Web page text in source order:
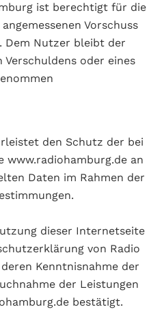
ist berechtigt für die
Vorschuss
Dem Nutzer bleibt der
Verschuldens oder eines
den Schutz der bei
an
Daten im Rahmen der
dieser Internetseite
von Radio
Kenntnisnahme der
der Leistungen
bestätigt.